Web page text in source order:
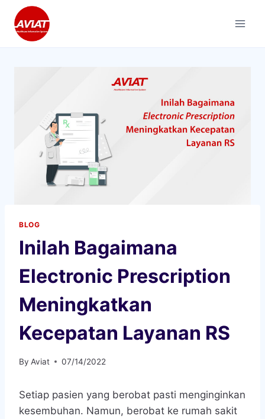
content
BLOG
Inilah Bagaimana
Electronic Prescription
Meningkatkan
Kecepatan Layanan RS
By Aviat 07/14/2022
Setiap pasien yang berobat pasti menginginkan
kesembuhan. Namun, berobat ke rumah sakit